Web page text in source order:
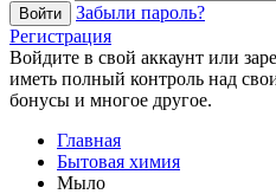
Войти
Забыли пароль?
Регистрация
Войдите в свой аккаунт или
иметь полный контроль над
бонусы и многое другое.
Главная
Бытовая химия
Мыло